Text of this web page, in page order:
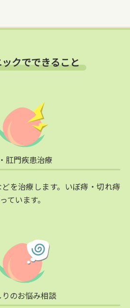
クでできること
肛門疾患治療
を治療します。いぼ痔・切れ痔
ています。
りのお悩み相談